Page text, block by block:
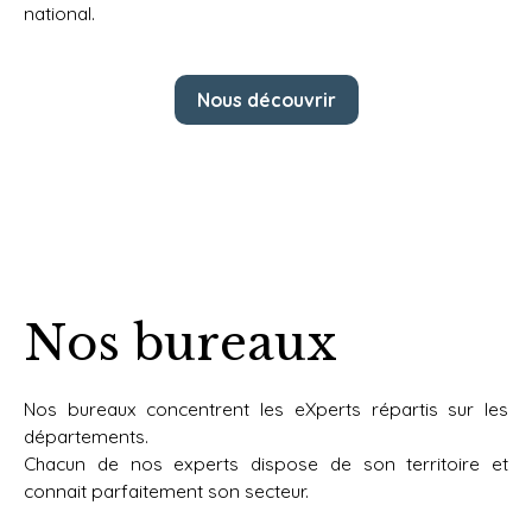
national.
Nous découvrir
Nos bureaux
Nos bureaux concentrent les eXperts répartis sur les
départements.
Chacun de nos experts dispose de son territoire et
connait parfaitement son secteur.